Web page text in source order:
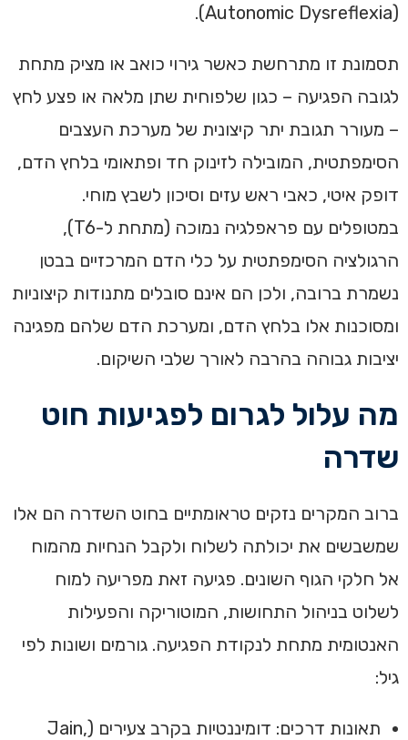
(Autonomic Dysreflexia).
תסמונת זו מתרחשת כאשר גירוי כואב או מציק מתחת
לגובה הפגיעה – כגון שלפוחית שתן מלאה או פצע לחץ
– מעורר תגובת יתר קיצונית של מערכת העצבים
הסימפתטית, המובילה לזינוק חד ופתאומי בלחץ הדם,
דופק איטי, כאבי ראש עזים וסיכון לשבץ מוחי.
במטופלים עם פראפלגיה נמוכה (מתחת ל-T6),
הרגולציה הסימפתטית על כלי הדם המרכזיים בבטן
נשמרת ברובה, ולכן הם אינם סובלים מתנודות קיצוניות
ומסוכנות אלו בלחץ הדם, ומערכת הדם שלהם מפגינה
יציבות גבוהה בהרבה לאורך שלבי השיקום.
מה עלול לגרום לפגיעות חוט
שדרה
ברוב המקרים נזקים טראומתיים בחוט השדרה הם אלו
שמשבשים את יכולתה לשלוח ולקבל הנחיות מהמוח
אל חלקי הגוף השונים. פגיעה זאת מפריעה למוח
לשלוט בניהול התחושות, המוטוריקה והפעילות
האנטומית מתחת לנקודת הפגיעה. גורמים ושונות לפי
גיל:
תאונות דרכים: דומיננטיות בקרב צעירים (Jain,